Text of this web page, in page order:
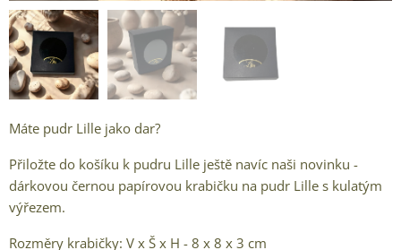
Máte pudr Lille jako dar?
Přiložte do košíku k pudru Lille ještě navíc naši novinku -
dárkovou černou papírovou krabičku na pudr Lille s kulatým
výřezem.
Rozměry krabičky: V x Š x H - 8 x 8 x 3 cm